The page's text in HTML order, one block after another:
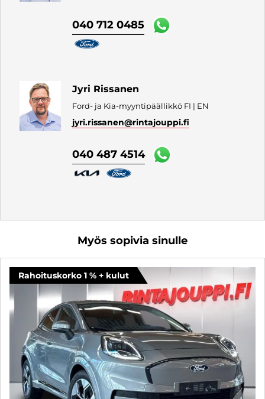
040 712 0485
Jyri Rissanen
Ford- ja Kia-myyntipäällikkö FI | EN
jyri.rissanen@rintajouppi.fi
040 487 4514
Myös sopivia sinulle
Rahoituskorko 1 % + kulut